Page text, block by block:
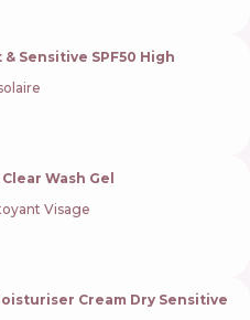
Sensitive SPF50 High
Wash Gel
Visage
Cream Dry Sensitive